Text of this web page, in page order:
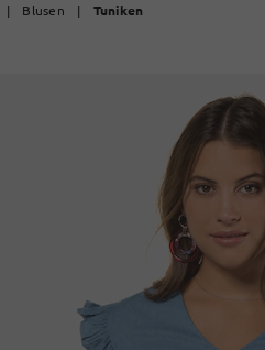
| Blusen | Tuniken